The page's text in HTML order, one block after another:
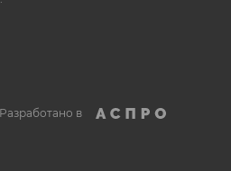
Разработано в